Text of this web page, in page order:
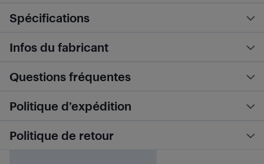
Spécifications
Infos du fabricant
Questions fréquentes
Politique d’expédition
Politique de retour